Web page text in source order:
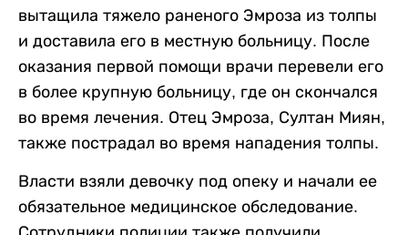
вытащила тяжело раненого Эмроза из толпы
и доставила его в местную больницу. После
оказания первой помощи врачи перевели его
в более крупную больницу, где он скончался
во время лечения. Отец Эмроза, Султан Миян,
также пострадал во время нападения толпы.
Власти взяли девочку под опеку и начали ее
обязательное медицинское обследование.